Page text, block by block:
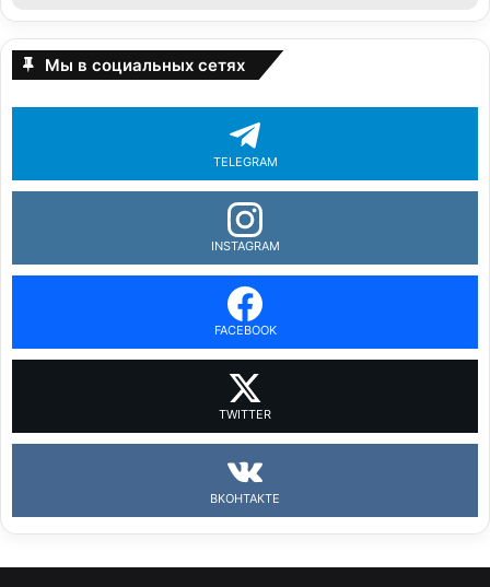
Мы в социальных сетях
TELEGRAM
INSTAGRAM
FACEBOOK
TWITTER
ВКОНТАКТЕ